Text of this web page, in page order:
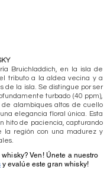
Bruichladdich, en la isla de
tributo a la aldea vecina y a
de la isla. Se distingue por ser
turbado (40 ppm),
alambiques altos de cuello
elegancia floral única. Esta
hito de paciencia, capturando
la región con una madurez y
Ven! Únete a nuestro
y evalúe este gran whisky!